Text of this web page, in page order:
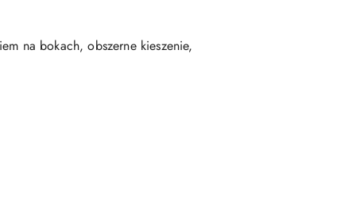
na bokach, obszerne kieszenie,